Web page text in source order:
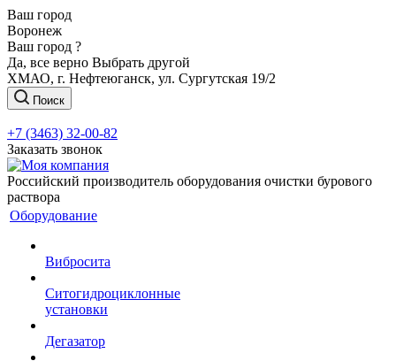
Ваш город
Воронеж
Ваш город ?
Да, все верно Выбрать другой
ХМАО, г. Нефтеюганск, ул. Сургутская 19/2
Поиск
+7 (3463) 32-00-82
Заказать звонок
Российский производитель оборудования очистки бурового
раствора
Оборудование
Вибросита
Ситогидроциклонные
установки
Дегазатор